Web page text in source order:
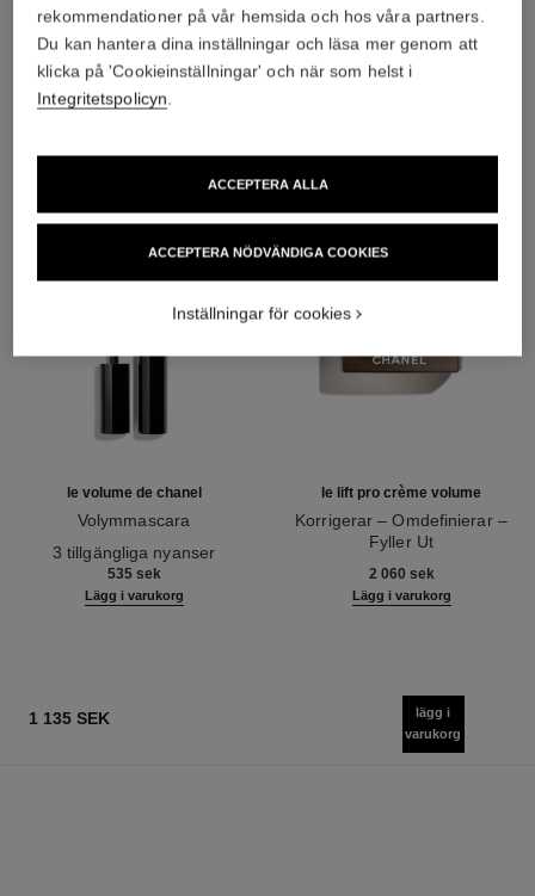
4/4
DEN PERFEKTA KOMBINATIONEN
le volume de chanel
Volymmascara
3 tillgängliga nyanser
535 sek
Lägg i varukorg
le lift pro crème volume
Korrigerar – Omdefinierar –
Fyller Ut
2 060 sek
Lägg i varukorg
1 135 SEK
lägg i
varukorg
rekommendationer på vår hemsida och hos våra partners.
Du kan hantera dina inställningar och läsa mer genom att
klicka på 'Cookieinställningar' och när som helst i
Integritetspolicyn.
ACCEPTERA NÖDVÄNDIGA COOKIES
ACCEPTERA ALLA
Inställningar för cookies